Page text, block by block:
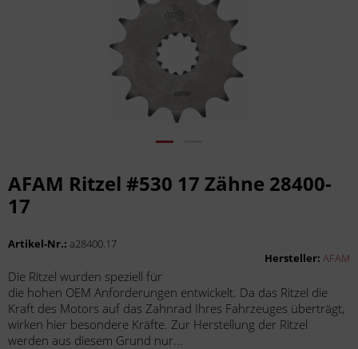
AFAM Ritzel #530 17 Zähne 28400-
17
Artikel-Nr.: a28400.17
Hersteller: AFAM
Die Ritzel wurden speziell für
die hohen OEM Anforderungen entwickelt. Da das Ritzel die
Kraft des Motors auf das Zahnrad Ihres Fahrzeuges überträgt,
wirken hier besondere Kräfte. Zur Herstellung der Ritzel
werden aus diesem Grund nur...